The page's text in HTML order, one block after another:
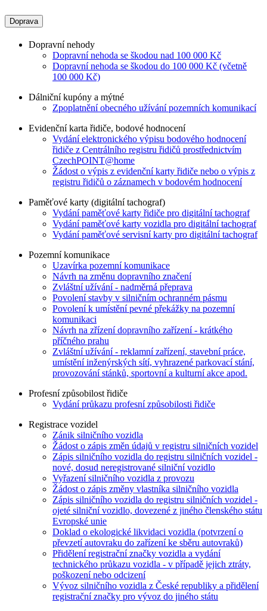
Doprava
Dopravní nehody
Dopravní nehoda se škodou nad 100 000 Kč
Dopravní nehoda se škodou do 100 000 Kč (včetně
100 000 Kč)
Dálniční kupóny a mýtné
Zpoplatnění obecného užívání pozemních komunikací
Evidenční karta řidiče, bodové hodnocení
Vydání elektronického výpisu bodového hodnocení
řidiče z Centrálního registru řidičů prostřednictvím
CzechPOINT@home
Žádost o výpis z evidenční karty řidiče nebo o výpis z
registru řidičů o záznamech v bodovém hodnocení
Paměťové karty (digitální tachograf)
Vydání paměťové karty řidiče pro digitální tachograf
Vydání paměťové karty vozidla pro digitální tachograf
Vydání paměťové servisní karty pro digitální tachograf
Pozemní komunikace
Uzavírka pozemní komunikace
Návrh na změnu dopravního značení
Zvláštní užívání - nadměrná přeprava
Povolení stavby v silničním ochranném pásmu
Povolení k umístění pevné překážky na pozemní
komunikaci
Návrh na zřízení dopravního zařízení - krátkého
příčného prahu
Zvláštní užívání - reklamní zařízení, stavební práce,
umístění inženýrských sítí, vyhrazené parkovací stání,
provozování stánků, sportovní a kulturní akce apod.
Profesní způsobilost řidiče
Vydání průkazu profesní způsobilosti řidiče
Registrace vozidel
Zánik silničního vozidla
Žádost o zápis změn údajů v registru silničních vozidel
Zápis silničního vozidla do registru silničních vozidel -
nové, dosud neregistrované silniční vozidlo
Vyřazení silničního vozidla z provozu
Žádost o zápis změny vlastníka silničního vozidla
Zápis silničního vozidla do registru silničních vozidel -
ojeté silniční vozidlo, dovezené z jiného členského státu
Evropské unie
Doklad o ekologické likvidaci vozidla (potvrzení o
převzetí autovraku do zařízení ke sběru autovraků)
Přidělení registrační značky vozidla a vydání
technického průkazu vozidla - v případě jejich ztráty,
poškození nebo odcizení
Vývoz silničního vozidla z České republiky a přidělení
registrační značky pro vývoz do jiného státu